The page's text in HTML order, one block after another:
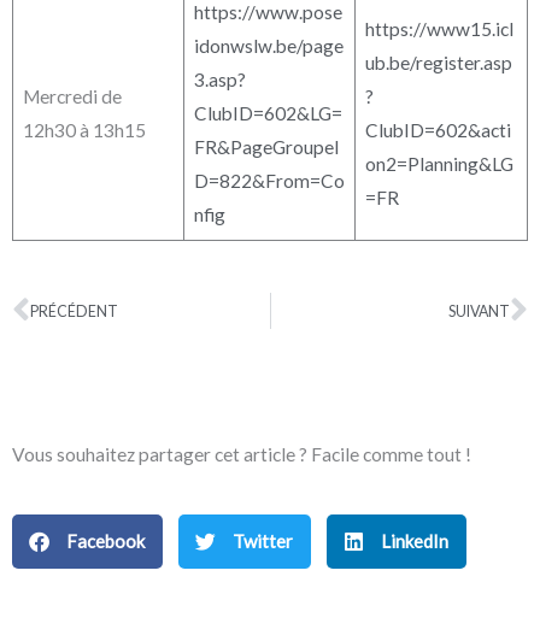
Mercredi de
12h30 à 13h15
https://www.pose
idonwslw.be/page
3.asp?
ClubID=602&LG=
FR&PageGroupeI
D=822&From=Co
nfig
https://www15.icl
ub.be/register.asp
?
ClubID=602&acti
on2=Planning&LG
=FR
Précédent
PRÉCÉDENT SUIVANT
Vous souhaitez partager cet article ? Facile comme tout !
Facebook Twitter LinkedIn